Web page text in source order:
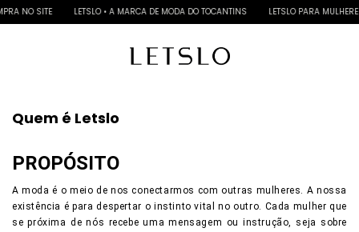
NO SITE LETSLO • A MARCA DE MODA DO TOCANTINS LETSLO PARA
Quem é Letslo
PROPÓSITO
A moda é o meio de nos conectarmos com outras mulheres. A nossa
existência é para despertar o instinto vital no outro. Cada mulher que
se próxima de nós recebe uma mensagem ou instrução, seja sobre